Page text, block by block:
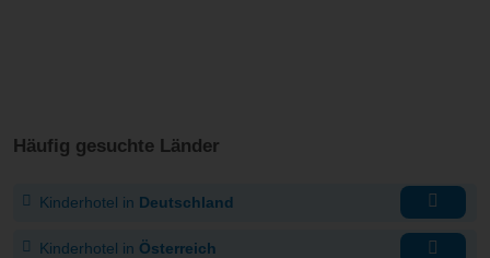
Häufig gesuchte Länder
Kinderhotel in Deutschland
Kinderhotel in Österreich